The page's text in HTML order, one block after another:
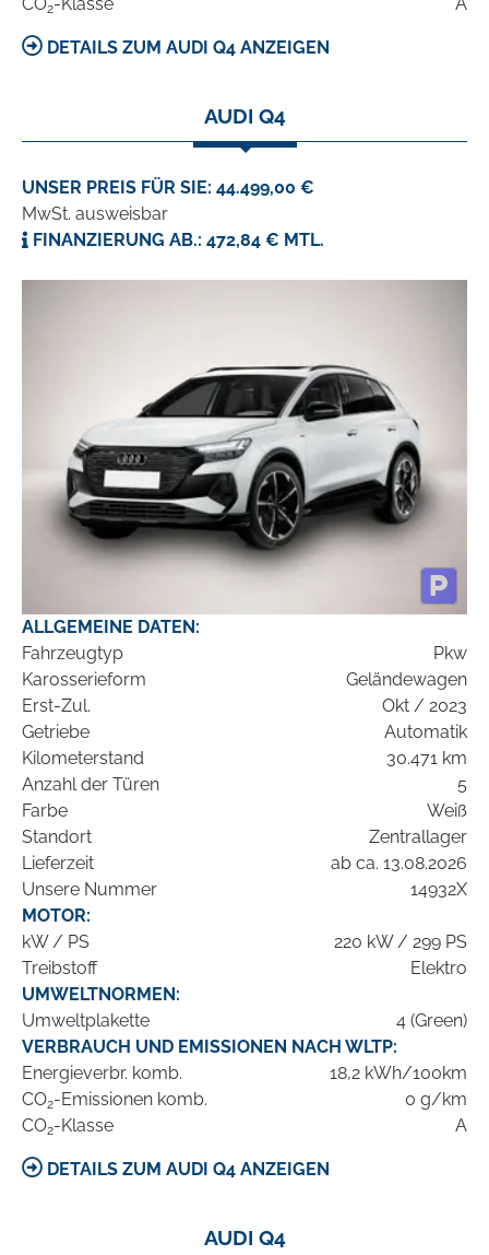
2
DETAILS ZUM AUDI Q4 ANZEIGEN
AUDI Q4
UNSER PREIS FÜR SIE: 44.499,00 €
MwSt. ausweisbar
FINANZIERUNG AB.: 472,84 € MTL.
ALLGEMEINE DATEN:
Fahrzeugtyp
Pkw
Karosserieform
Geländewagen
Erst-Zul.
Okt / 2023
Getriebe
Automatik
Kilometerstand
30.471 km
Anzahl der Türen
5
Farbe
Weiß
Standort
Zentrallager
Lieferzeit
ab ca. 13.08.2026
Unsere Nummer
14932X
MOTOR:
kW / PS
220 kW / 299 PS
Treibstoff
Elektro
UMWELTNORMEN:
Umweltplakette
4 (Green)
VERBRAUCH UND EMISSIONEN NACH WLTP:
Energieverbr. komb.
18,2 kWh/100km
CO2-Emissionen komb.
0 g/km
CO2-Klasse A
DETAILS ZUM AUDI Q4 ANZEIGEN
AUDI Q4